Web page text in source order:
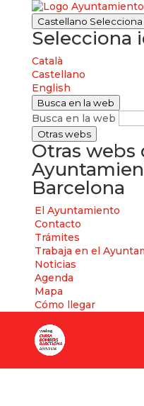
Castellano
Selecciona
Català
Castellano
English
Busca en la web
Busca en la web
Otras webs
Otras webs
Barcelona
El Ayuntamiento
Contacto
Trámites
Trabaja en el
Noticias
Agenda
Mapa
Cómo llegar